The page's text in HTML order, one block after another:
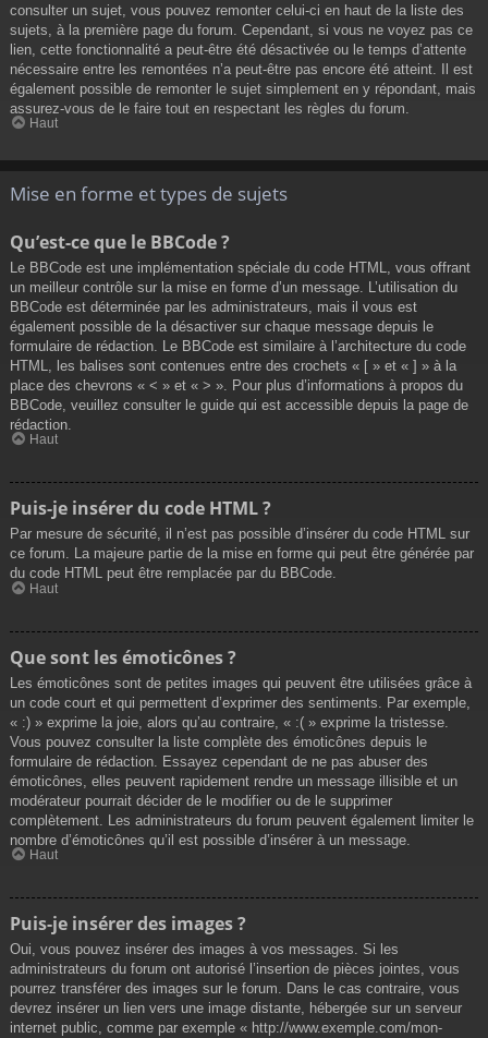
consulter un sujet, vous pouvez remonter celui-ci en haut de la liste des
sujets, à la première page du forum. Cependant, si vous ne voyez pas ce
lien, cette fonctionnalité a peut-être été désactivée ou le temps d’attente
nécessaire entre les remontées n’a peut-être pas encore été atteint. Il est
également possible de remonter le sujet simplement en y répondant, mais
assurez-vous de le faire tout en respectant les règles du forum.
Haut
Mise en forme et types de sujets
Qu’est-ce que le BBCode ?
Le BBCode est une implémentation spéciale du code HTML, vous offrant
un meilleur contrôle sur la mise en forme d’un message. L’utilisation du
BBCode est déterminée par les administrateurs, mais il vous est
également possible de la désactiver sur chaque message depuis le
formulaire de rédaction. Le BBCode est similaire à l’architecture du code
HTML, les balises sont contenues entre des crochets « [ » et « ] » à la
place des chevrons « < » et « > ». Pour plus d’informations à propos du
BBCode, veuillez consulter le guide qui est accessible depuis la page de
rédaction.
Haut
Puis-je insérer du code HTML ?
Par mesure de sécurité, il n’est pas possible d’insérer du code HTML sur
ce forum. La majeure partie de la mise en forme qui peut être générée par
du code HTML peut être remplacée par du BBCode.
Haut
Que sont les émoticônes ?
Les émoticônes sont de petites images qui peuvent être utilisées grâce à
un code court et qui permettent d’exprimer des sentiments. Par exemple,
« :) » exprime la joie, alors qu’au contraire, « :( » exprime la tristesse.
Vous pouvez consulter la liste complète des émoticônes depuis le
formulaire de rédaction. Essayez cependant de ne pas abuser des
émoticônes, elles peuvent rapidement rendre un message illisible et un
modérateur pourrait décider de le modifier ou de le supprimer
complètement. Les administrateurs du forum peuvent également limiter le
nombre d’émoticônes qu’il est possible d’insérer à un message.
Haut
Puis-je insérer des images ?
Oui, vous pouvez insérer des images à vos messages. Si les
administrateurs du forum ont autorisé l’insertion de pièces jointes, vous
pourrez transférer des images sur le forum. Dans le cas contraire, vous
devrez insérer un lien vers une image distante, hébergée sur un serveur
internet public, comme par exemple « http://www.exemple.com/mon-